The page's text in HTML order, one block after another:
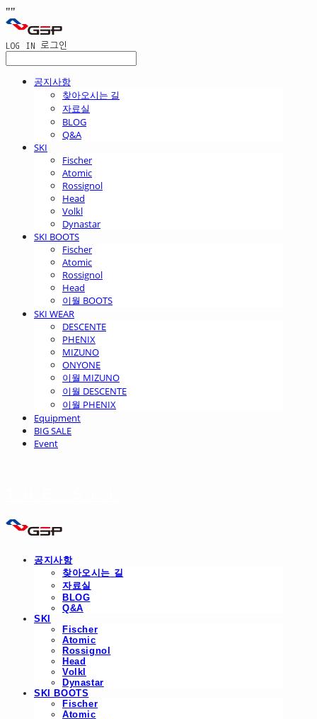
""
LOG IN 로그인
공지사항
찾아오시는 길
자료실
BLOG
Q&A
SKI
Fischer
Atomic
Rossignol
Head
Volkl
Dynastar
SKI BOOTS
Fischer
Atomic
Rossignol
Head
이월 BOOTS
SKI WEAR
DESCENTE
PHENIX
MIZUNO
ONYONE
이월 MIZUNO
이월 DESCENTE
이월 PHENIX
Equipment
BIG SALE
Event
공지사항
찾아오시는 길
자료실
BLOG
Q&A
SKI
Fischer
Atomic
Rossignol
Head
Volkl
Dynastar
SKI BOOTS
Fischer
Atomic